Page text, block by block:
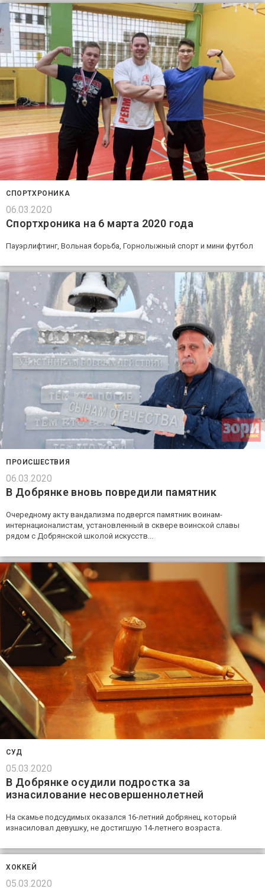
СПОРТХРОНИКА
06.03.2020
Спортхроника на 6 марта 2020 года
Пауэрлифтинг, Вольная борьба, Горнолыжный спорт и мини футбол
ПРОИСШЕСТВИЯ
06.03.2020
В Добрянке вновь повредили памятник
Очередному акту вандализма подвергся памятник воинам-
интернационалистам, установленный в сквере воинской славы
рядом с Добрянской школой искусств...
СУД
05.03.2020
В Добрянке осудили подростка за
изнасилование несовершеннолетней
На скамье подсудимых оказался 16-летний добрянец, который
изнасиловал девушку, не достигшую 14-летнего возраста.
ХОККЕЙ
05.03.2020